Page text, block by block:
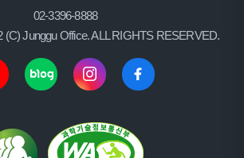
02-3396-8888
Junggu Office. ALL RIGHTS RESERVED.